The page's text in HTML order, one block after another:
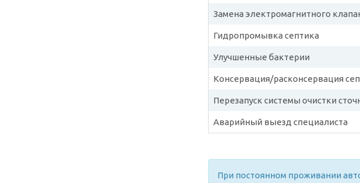
Замена электромагнитного
Гидропромывка септика
Улучшенные бактерии
Консервация/расконсервация
Перезапуск системы очистки
Аварийный выезд специалиста
При постоянном проживании